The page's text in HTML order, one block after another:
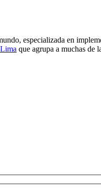
especializada en
que agrupa a muchas de